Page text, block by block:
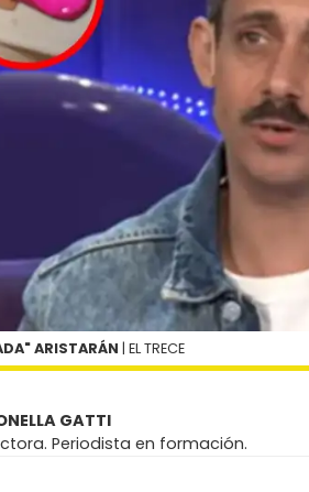
ARISTARÁN | EL TRECE
GATTI
Periodista en formación.